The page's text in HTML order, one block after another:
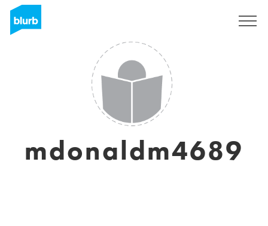
mdonaldm4689